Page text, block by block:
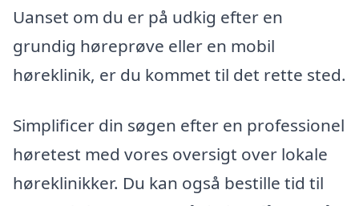
Uanset om du er på udkig efter en
grundig høreprøve eller en mobil
høreklinik, er du kommet til det rette sted.
Simplificer din søgen efter en professionel
høretest med vores oversigt over lokale
høreklinikker. Du kan også bestille tid til